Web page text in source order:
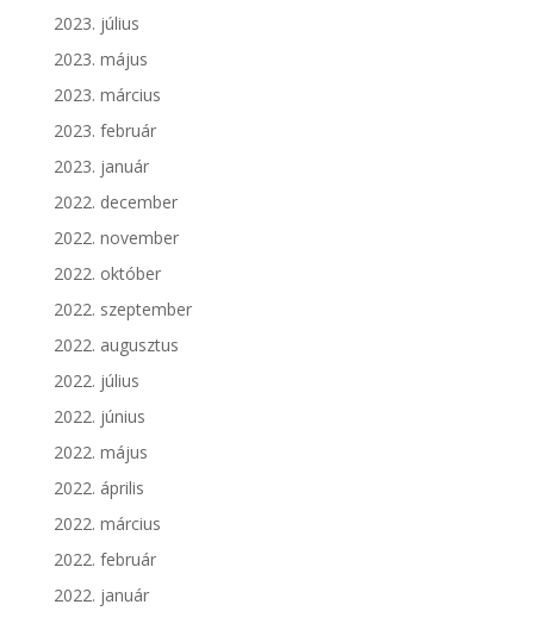
2023. július
2023. május
2023. március
2023. február
2023. január
2022. december
2022. november
2022. október
2022. szeptember
2022. augusztus
2022. július
2022. június
2022. május
2022. április
2022. március
2022. február
2022. január